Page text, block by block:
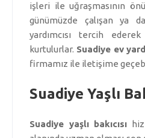
işleri ile uğraşmasının
günümüzde çalışan ya
yardımcısı tercih
kurtulurlar. Suadiye ev
firmamız ile iletişime
Suadiye Yaşlı
Suadiye yaşlı bakıcısı